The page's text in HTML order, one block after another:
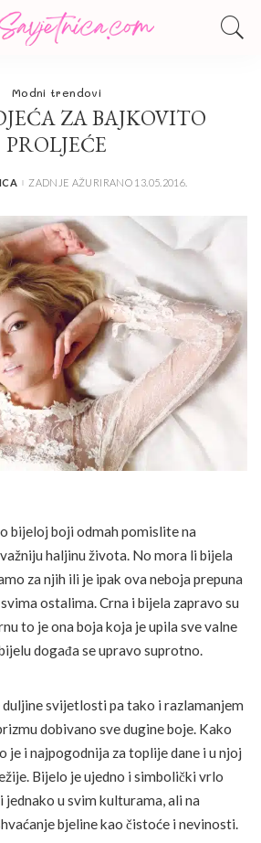
Modni trendovi
ZA BAJKOVITO
PROLJEĆE
ZADNJE AŽURIRANO 13.05.2016.
bijeloj boji odmah pomislite na
haljinu života. No mora li bijela
za njih ili je ipak ova neboja prepuna
ostalima. Crna i bijela zapravo su
to je ona boja koja je upila sve valne
događa se upravo suprotno.
duljine svijetlosti pa tako i razlamanjem
dobivano sve dugine boje. Kako
je i najpogodnija za toplije dane i u njoj
Bijelo je ujedno i simbolički vrlo
jednako u svim kulturama, ali na
bjeline kao čistoće i nevinosti.